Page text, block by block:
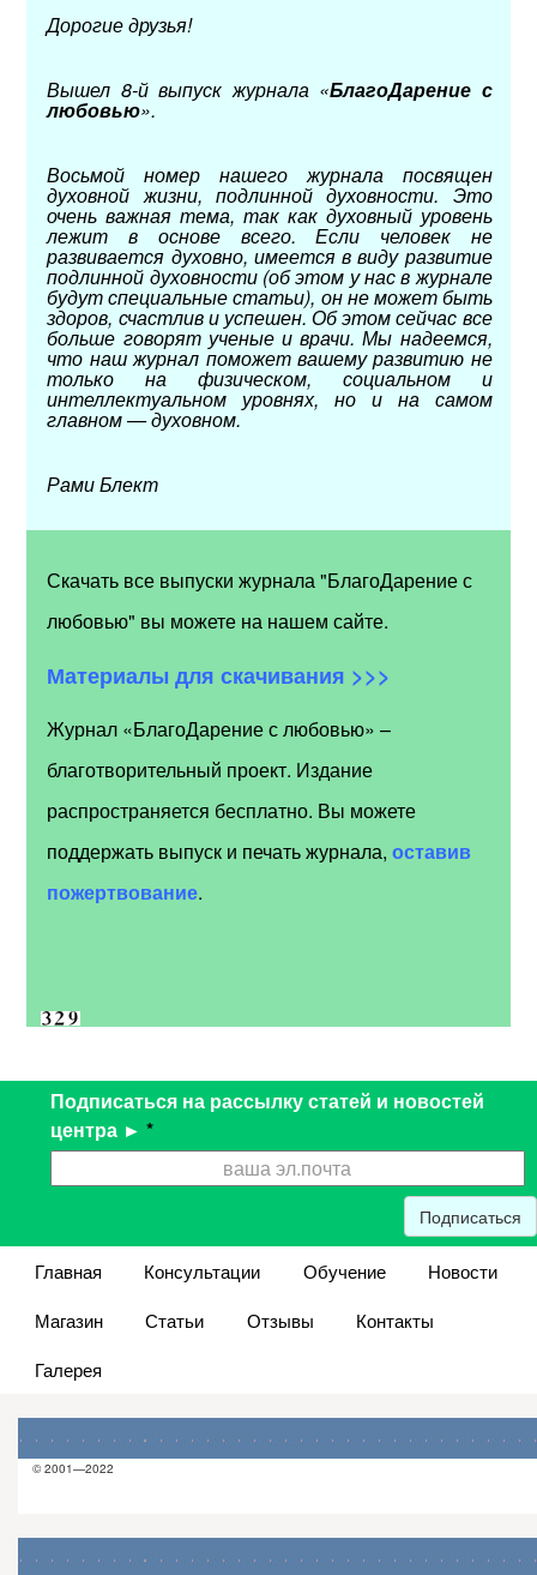
Дорогие друзья!
Вышел 8-й выпуск журнала «БлагоДарение с
любовью».
Восьмой номер нашего журнала посвящен
духовной жизни, подлинной духовности. Это
очень важная тема, так как духовный уровень
лежит в основе всего. Если человек не
развивается духовно, имеется в виду развитие
подлинной духовности (об этом у нас в журнале
будут специальные статьи), он не может быть
здоров, счастлив и успешен. Об этом сейчас все
больше говорят ученые и врачи. Мы надеемся,
что наш журнал поможет вашему развитию не
только на физическом, социальном и
интеллектуальном уровнях, но и на самом
главном — духовном.
Рами Блект
Скачать все выпуски журнала "БлагоДарение с
любовью" вы можете на нашем сайте.
Материалы для скачивания >>>
Журнал «БлагоДарение с любовью» –
благотворительный проект. Издание
распространяется бесплатно. Вы можете
поддержать выпуск и печать журнала,оставив
пожертвование.
Подписаться на рассылку статей и новостей
центра ► *
Подписаться
Главная Консультации Обучение
Новости
Магазин
Статьи Отзывы
Контакты
Галерея
© 2001—2022